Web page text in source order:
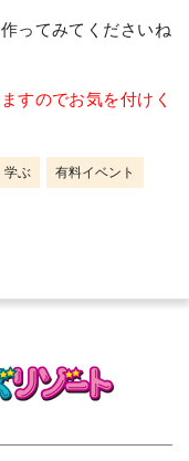
ってみてくださいね
すのでお気を付けく
学ぶ 有料イベント